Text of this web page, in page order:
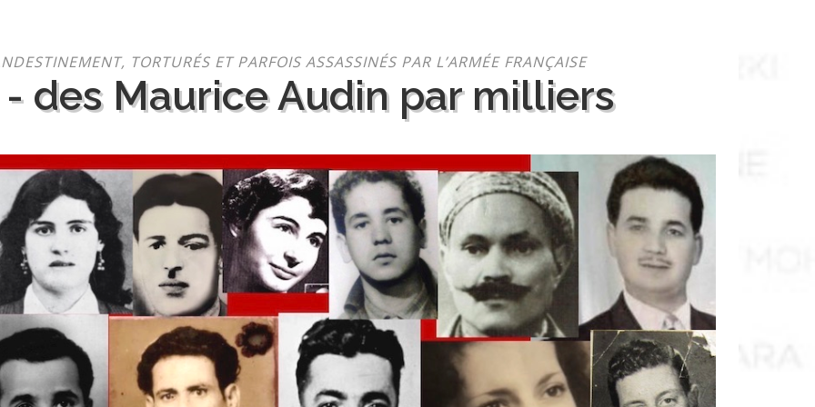
TORTURÉS ET PARFOIS ASSASSINÉS PAR L’ARMÉE FRANÇAISE
des Maurice Audin par milliers